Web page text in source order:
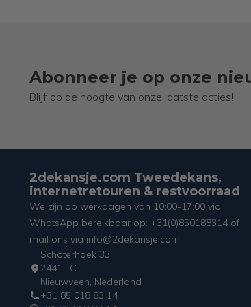
Abonneer je op onze
Blijf op de hoogte van onze laatste acties!
2dekansje.com Tweedekans,
internetretouren & restvoorraad
We zijn op werkdagen van 10:00-17:00 via
WhatsApp bereikbaar op: +31(0)850188314 of
mail ons via info@2dekansje.com
Schoterhoek 33
2441 LC
Nieuwveen, Nederland
+31 85 018 83 14